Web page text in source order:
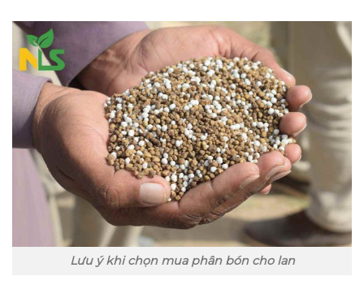
Lưu ý khi chọn mua phân bón cho lan